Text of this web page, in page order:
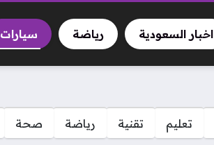
اخبار السعودية رياضة سيارات
تعليم تقنية رياضة صحة